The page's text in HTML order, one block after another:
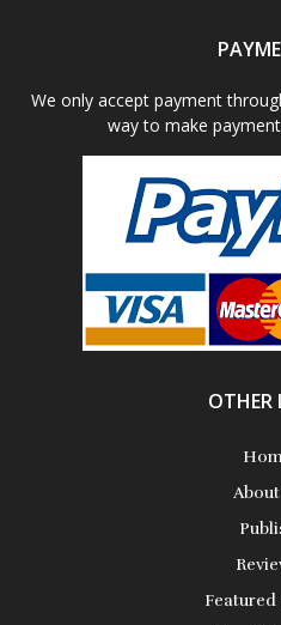
Science Fiction
We only accept payment
way to make
OTHER
About
Featured